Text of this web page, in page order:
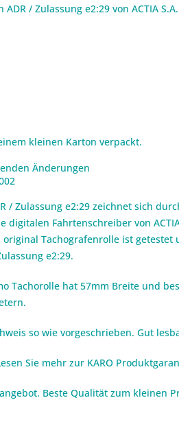
/ Zulassung e2:29 von ACTIA
kleinen Karton verpackt.
Änderungen
/ Zulassung e2:29 zeichnet sich
Fahrtenschreiber von
Tachografenrolle ist
e2:29.
Tachorolle hat 57mm Breite und
so wie vorgeschrieben. Gut
Sie mehr zur KARO
Beste Qualität zum kleinen